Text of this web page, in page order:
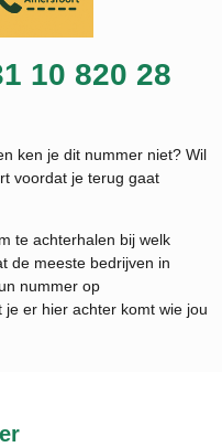
10 820 28
ken je dit nummer niet? Wil
voordat je terug gaat
te achterhalen bij welk
de meeste bedrijven in
nummer op
er hier achter komt wie jou